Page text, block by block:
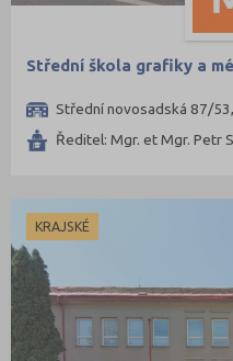
Střední škola grafiky a
Střední novosadská 87/
Ředitel: Mgr. et Mgr. Petr
KRAJSKÉ